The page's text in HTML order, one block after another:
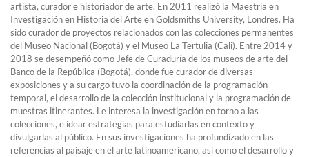
artista, curador e historiador de arte. En 2011 realizó la Maestría en
Investigación en Historia del Arte en Goldsmiths University, Londres. Ha
sido curador de proyectos relacionados con las colecciones permanentes
del Museo Nacional (Bogotá) y el Museo La Tertulia (Cali). Entre 2014 y
2018 se desempeñó como Jefe de Curaduría de los museos de arte del
Banco de la República (Bogotá), donde fue curador de diversas
exposiciones y a su cargo tuvo la coordinación de la programación
temporal, el desarrollo de la colección institucional y la programación de
muestras itinerantes. Le interesa la investigación en torno a las
colecciones, e idear estrategias para estudiarlas en contexto y
divulgarlas al público. En sus investigaciones ha profundizado en las
referencias al paisaje en el arte latinoamericano, así como el desarrollo y